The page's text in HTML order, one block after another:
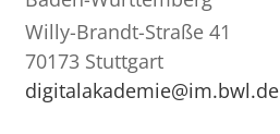
Willy-Brandt-Straße 41
70173 Stuttgart
digitalakademie@im.bwl.de